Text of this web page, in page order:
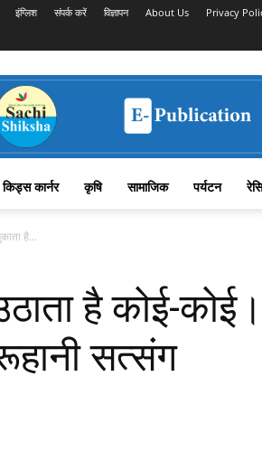
इंग्लिश संपर्क करें विज्ञापन About Us Privacy
किड्स कार्नर कृषि सामाजिक पर्यटन
है...
है कोई-
सत्संग